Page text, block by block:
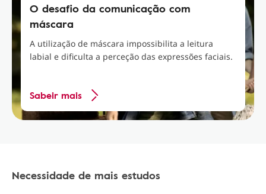
O desafio da comunicação com
máscara
A utilização de máscara impossibilita a leitura
labial e dificulta a perceção das expressões faciais.
Sabeir mais
Necessidade de mais estudos